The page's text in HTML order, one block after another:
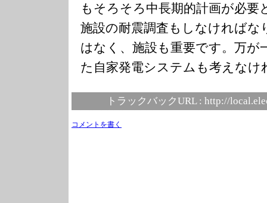
もそろそろ中長期的計画が必要
施設の耐震調査もしなければな
はなく、施設も重要です。万が
た自家発電システムも考えなけ
トラックバックURL : http://
コメントを書く